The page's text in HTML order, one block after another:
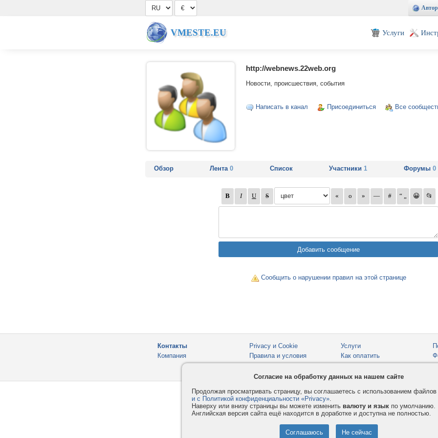
VMESTE.EU Услуги
http://webnews.22web.org
Новости, происшествия, события
Написать в канал Присоединиться Все
Обзор Лента0 Список Участники1 Форумы 0
Сообщить о нарушении правил на этой странице
Контакты
Компания
Privacy и Cookie
Правила и условия
Услуги
Как оплатить
Согласие на обработку данных на нашем сайте
Продолжая просматривать страницу, вы соглашаетесь с использованием файлов
и с Политикой конфиденциальности «Privacy».
Наверху или внизу страницы вы можете изменить валюту и язык по умолчанию.
Английская версия сайта ещё находится в доработке и доступна не полностью.